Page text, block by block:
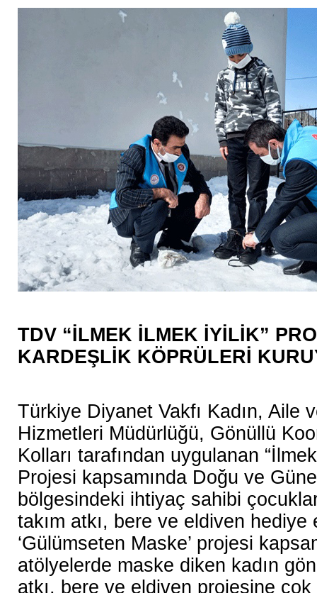
TDV “İLMEK İLMEK İYİLİK”
KARDEŞLİK KÖPRÜLERİ
Türkiye Diyanet Vakfı Kadın, Aile
Hizmetleri Müdürlüğü, Gönüllü
Kolları tarafından uygulanan
Projesi kapsamında Doğu ve
bölgesindeki ihtiyaç sahibi
takım atkı, bere ve eldiven
‘Gülümseten Maske’ projesi
atölyelerde maske diken kadın
atkı, bere ve eldiven projesine çok